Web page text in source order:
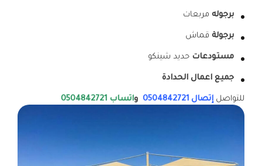
برجوله مربعات
برجولة قماش
مستودعات حديد شينكو
جميع اعمال الحدادة
للتواصل إتصال 0504842721 واتساب 0504842721